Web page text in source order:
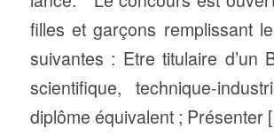
filles et garçons remplissant
suivantes : Etre titulaire d’un
scientifique, technique-
diplôme équivalent ; Présenter